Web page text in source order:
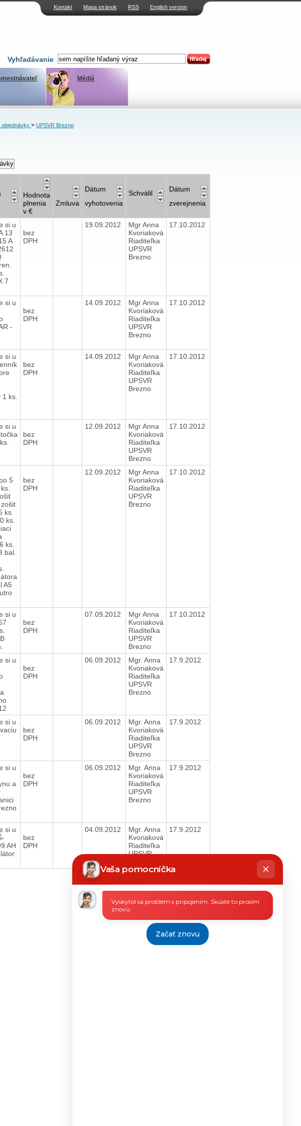
Kontakt Mapa stránok RSS English version
Vyhľadávanie
Médiá
objednávky > UPSVR Brezno
Hodnota
plnenia
v €
Zmluva
Dátum
vyhotovenia
Schválil
Dátum
zverejnenia
si u
13
A
7
bez
DPH
19.09.2012
Mgr Anna
Kvoriaková
Riaditeľka
UPSVR
Brezno
17.10.2012
si u
-
bez
DPH
14.09.2012
Mgr Anna
Kvoriaková
Riaditeľka
UPSVR
Brezno
17.10.2012
si u
ks.
bez
DPH
14.09.2012
Mgr Anna
Kvoriaková
Riaditeľka
UPSVR
Brezno
17.10.2012
si u
bez
DPH
12.09.2012
Mgr Anna
Kvoriaková
Riaditeľka
UPSVR
Brezno
17.10.2012
5
ks.
ks.
ks.
bal.
A5
bez
DPH
12.09.2012
Mgr Anna
Kvoriaková
Riaditeľka
UPSVR
Brezno
17.10.2012
si u
bez
DPH
07.09.2012
Mgr Anna
Kvoriaková
Riaditeľka
UPSVR
Brezno
17.10.2012
si u
bez
DPH
06.09.2012
Mgr. Anna
Kvoriaková
Riaditeľka
UPSVR
Brezno
17.9.2012
si u
bez
DPH
06.09.2012
Mgr. Anna
Kvoriaková
Riaditeľka
UPSVR
Brezno
17.9.2012
si u
a
bez
DPH
06.09.2012
Mgr. Anna
Kvoriaková
Riaditeľka
UPSVR
Brezno
17.9.2012
si u
AH
bez
DPH
04.09.2012
Mgr. Anna
Kvoriaková
Riaditeľka
UPSVR
17.9.2012
Vaša pomocníčka
Chatbot
píše
Vyskytol sa problém s pripojením. Skúste to prosím
znovu.
Začať znovu